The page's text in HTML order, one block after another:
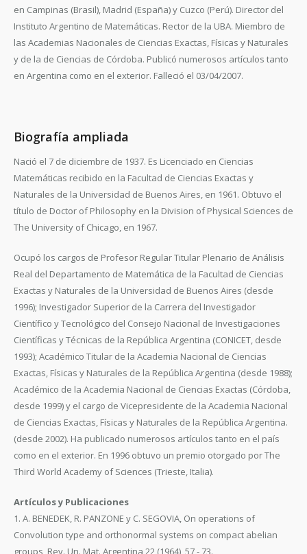
en Campinas (Brasil), Madrid (España) y Cuzco (Perú). Director del
Instituto Argentino de Matemáticas. Rector de la UBA. Miembro de
las Academias Nacionales de Ciencias Exactas, Físicas y Naturales
y de la de Ciencias de Córdoba. Publicó numerosos artículos tanto
en Argentina como en el exterior. Falleció el 03/04/2007.
Biografía ampliada
Nació el 7 de diciembre de 1937. Es Licenciado en Ciencias
Matemáticas recibido en la Facultad de Ciencias Exactas y
Naturales de la Universidad de Buenos Aires, en 1961. Obtuvo el
título de Doctor of Philosophy en la Division of Physical Sciences de
The University of Chicago, en 1967.
Ocupó los cargos de Profesor Regular Titular Plenario de Análisis
Real del Departamento de Matemática de la Facultad de Ciencias
Exactas y Naturales de la Universidad de Buenos Aires (desde
1996); Investigador Superior de la Carrera del Investigador
Científico y Tecnológico del Consejo Nacional de Investigaciones
Científicas y Técnicas de la República Argentina (CONICET, desde
1993); Académico Titular de la Academia Nacional de Ciencias
Exactas, Físicas y Naturales de la República Argentina (desde 1988);
Académico de la Academia Nacional de Ciencias Exactas (Córdoba,
desde 1999) y el cargo de Vicepresidente de la Academia Nacional
de Ciencias Exactas, Físicas y Naturales de la República Argentina.
(desde 2002). Ha publicado numerosos artículos tanto en el país
como en el exterior. En 1996 obtuvo un premio otorgado por The
Third World Academy of Sciences (Trieste, Italia).
Artículos y Publicaciones
1. A. BENEDEK, R. PANZONE y C. SEGOVIA, On operations of
Convolution type and orthonormal systems on compact abelian
groups, Rev. Un. Mat. Argentina 22 (1964), 57 - 73.